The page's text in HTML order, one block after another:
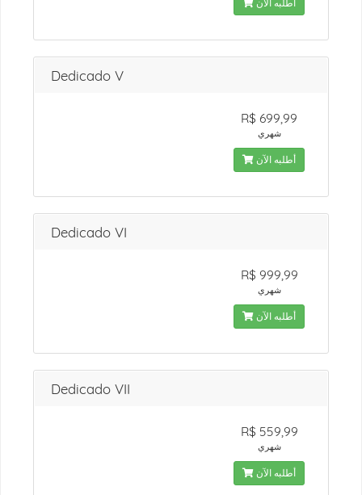
أطلبه الآن
Dedicado V
R$ 699,99
شهري
أطلبه الآن
Dedicado VI
R$ 999,99
شهري
أطلبه الآن
Dedicado VII
R$ 559,99
شهري
أطلبه الآن